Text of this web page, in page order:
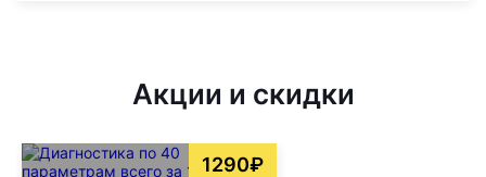
Акции и скидки
1290₽